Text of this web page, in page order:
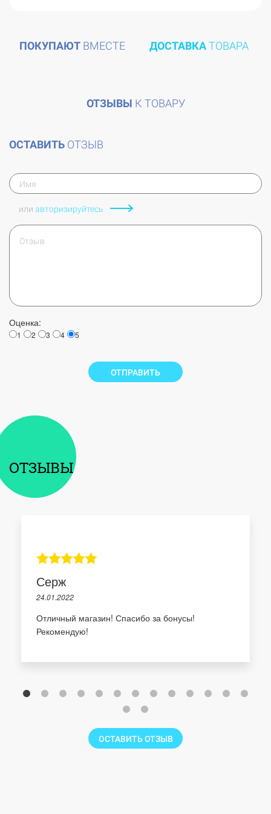
ПОКУПАЮТ ВМЕСТЕ ДОСТАВКАТОВАРА
ОТЗЫВЫ К ТОВАРУ
ОСТАВИТЬ ОТЗЫВ
или авторизируйтесь
Оценка:
1 2 3 4 5
ОТПРАВИТЬ
ОТЗЫВЫ
Серж
24.01.2022
Отличный магазин! Спасибо за бонусы!
Рекомендую!
ОСТАВИТЬ ОТЗЫВ